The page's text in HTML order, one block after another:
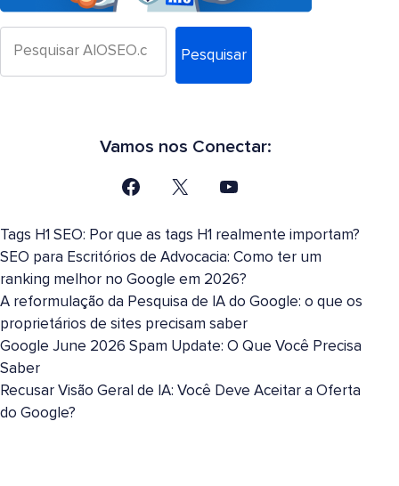
Pesquisar
Vamos nos Conectar:
Tags H1 SEO: Por que as tags H1 realmente importam?
SEO para Escritórios de Advocacia: Como ter um
ranking melhor no Google em 2026?
A reformulação da Pesquisa de IA do Google: o que os
proprietários de sites precisam saber
Google June 2026 Spam Update: O Que Você Precisa
Saber
Recusar Visão Geral de IA: Você Deve Aceitar a Oferta
do Google?